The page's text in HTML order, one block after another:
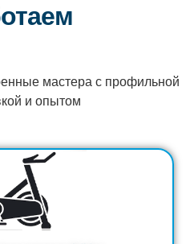
мастера с профильной
и опытом